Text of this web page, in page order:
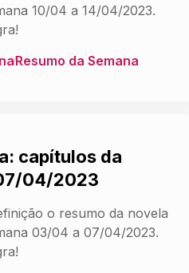
10/04 a 14/04/2023.
Resumo da Semana
capítulos da
04/2023
o resumo da novela
03/04 a 07/04/2023.